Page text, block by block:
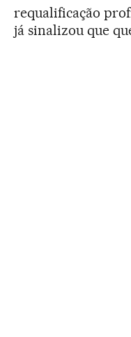
requalificação
já sinalizou que